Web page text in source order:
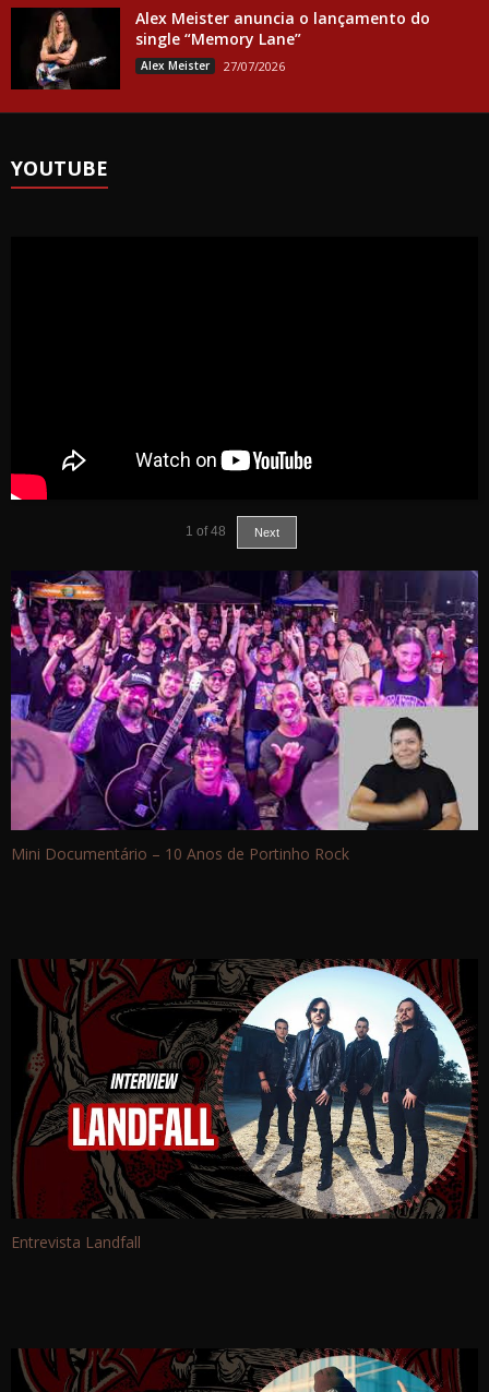
Alex Meister anuncia o lançamento do
single “Memory Lane”
Alex Meister 27/07/2026
YOUTUBE
1 of 48 Next
Mini Documentário – 10 Anos de Portinho Rock
Entrevista Landfall